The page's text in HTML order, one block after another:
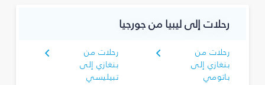
رحلات إلى ليبيا من جورجيا
رحلات من
بنغازي إلى
باتومي
رحلات من
بنغازي إلى
تبيليسي